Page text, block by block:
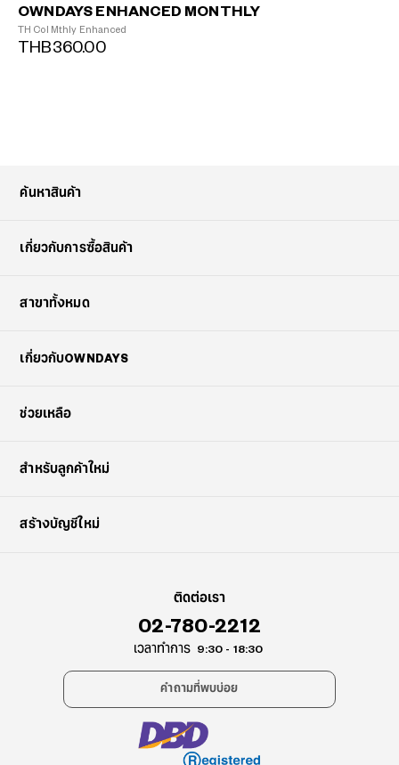
OWNDAYS ENHANCED MONTHLY
TH Col Mthly Enhanced
THB360.00
ค้นหาสินค้า
เกี่ยวกับการซื้อสินค้า
สาขาทั้งหมด
เกี่ยวกับOWNDAYS
ช่วยเหลือ
สำหรับลูกค้าใหม่
สร้างบัญชีใหม่
ติดต่อเรา
02-780-2212
เวลาทำการ 9:30 - 18:30
คำถามที่พบบ่อย